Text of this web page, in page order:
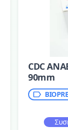
CDC
90mm